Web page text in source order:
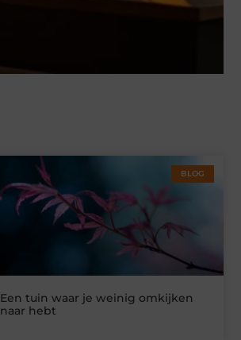
BLOG
Een tuin waar je weinig omkijken
naar hebt